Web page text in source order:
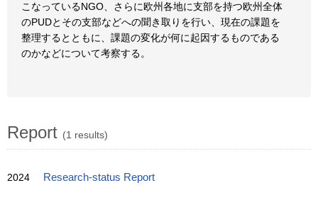
こなっているNGO、さらに欧州各地に支部を持つ欧州全体
のPUDとその支部などへの聞き取りを行い、現在の課題を
整理するとともに、課題の変化が何に起因するものである
のかなどについて考察する。
Report (1 results)
2024 Research-status Report